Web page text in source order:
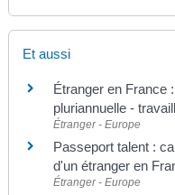
Et aussi
Étranger en France
pluriannuelle -
Étranger - Europe
Passeport talent :
d'un étranger en
Étranger - Europe